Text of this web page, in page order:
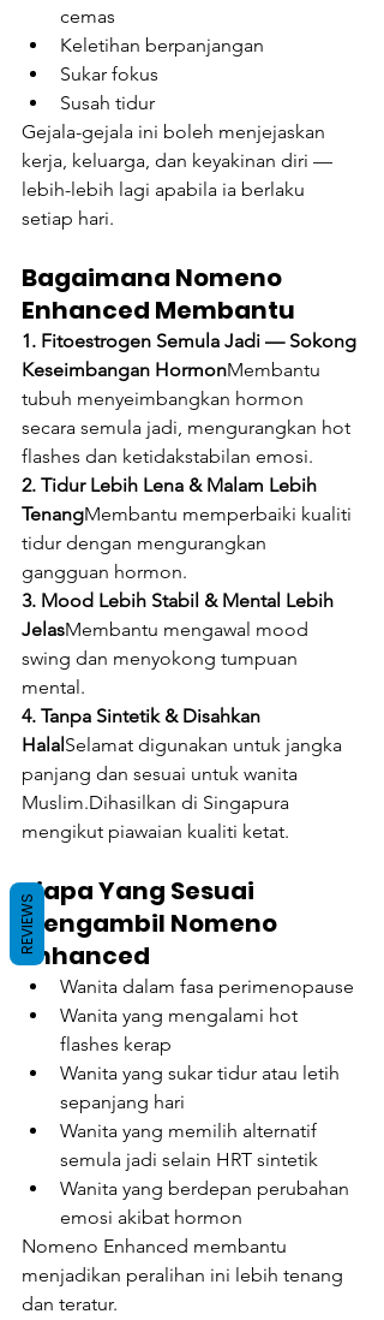
cemas
Keletihan berpanjangan
Sukar fokus
Susah tidur
Gejala-gejala ini boleh menjejaskan
kerja, keluarga, dan keyakinan diri —
lebih-lebih lagi apabila ia berlaku
setiap hari.
Bagaimana Nomeno
Enhanced Membantu
1. Fitoestrogen Semula Jadi — Sokong
Keseimbangan HormonMembantu
tubuh menyeimbangkan hormon
secara semula jadi, mengurangkan hot
flashes dan ketidakstabilan emosi.
2. Tidur Lebih Lena & Malam Lebih
TenangMembantu memperbaiki kualiti
tidur dengan mengurangkan
gangguan hormon.
3. Mood Lebih Stabil & Mental Lebih
JelasMembantu mengawal mood
swing dan menyokong tumpuan
mental.
4. Tanpa Sintetik & Disahkan
HalalSelamat digunakan untuk jangka
panjang dan sesuai untuk wanita
Muslim.Dihasilkan di Singapura
mengikut piawaian kualiti ketat.
Siapa Yang Sesuai
Mengambil Nomeno
Enhanced
Wanita dalam fasa perimenopause
Wanita yang mengalami hot
flashes kerap
Wanita yang sukar tidur atau letih
sepanjang hari
Wanita yang memilih alternatif
semula jadi selain HRT sintetik
Wanita yang berdepan perubahan
emosi akibat hormon
Nomeno Enhanced membantu
menjadikan peralihan ini lebih tenang
dan teratur.
REVIEWS